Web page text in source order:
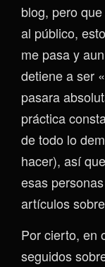
blog, pero
al público,
me pasa y
detiene a ser
pasara
práctica
de todo lo
hacer), así
esas
artículos
Por cierto, en
seguidos